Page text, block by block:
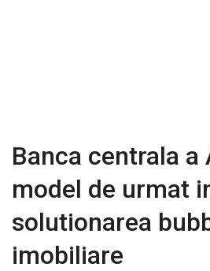
Banca centrala a
model de urmat
solutionarea
imobiliare